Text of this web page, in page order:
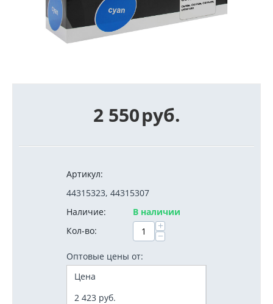
2 550руб.
Артикул:
44315323, 44315307
Наличие:
В наличии
Кол-во:
+
−
Оптовые цены от:
Цена
2 423 руб.